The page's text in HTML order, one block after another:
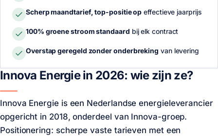
Scherp maandtarief, top-positie op effectieve jaarprijs
100% groene stroom standaard bij elk contract
Overstap geregeld zonder onderbreking van levering
Innova Energie in 2026: wie zijn ze?
Innova Energie is een Nederlandse energieleverancier
opgericht in 2018, onderdeel van Innova-groep.
Positionering: scherpe vaste tarieven met een